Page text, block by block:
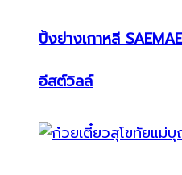
ปิ้งย่างเกาหลี
อีสต์วิลล์